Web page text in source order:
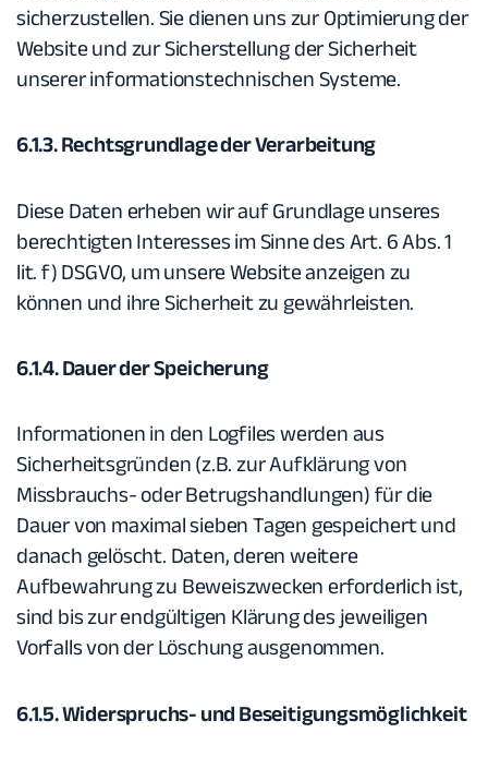
sicherzustellen. Sie dienen uns zur Optimierung der
Website und zur Sicherstellung der Sicherheit
unserer informationstechnischen Systeme.
6.1.3. Rechtsgrundlage der Verarbeitung
Diese Daten erheben wir auf Grundlage unseres
berechtigten Interesses im Sinne des Art. 6 Abs. 1
lit. f) DSGVO, um unsere Website anzeigen zu
können und ihre Sicherheit zu gewährleisten.
6.1.4. Dauer der Speicherung
Informationen in den Logfiles werden aus
Sicherheitsgründen (z.B. zur Aufklärung von
Missbrauchs- oder Betrugshandlungen) für die
Dauer von maximal sieben Tagen gespeichert und
danach gelöscht. Daten, deren weitere
Aufbewahrung zu Beweiszwecken erforderlich ist,
sind bis zur endgültigen Klärung des jeweiligen
Vorfalls von der Löschung ausgenommen.
6.1.5. Widerspruchs- und Beseitigungsmöglichkeit